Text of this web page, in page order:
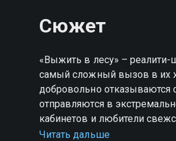
Сюжет
«Выжить в лесу» –
самый сложный вызов в их
добровольно отказываются
отправляются в
кабинетов и любители
таится за каждым кустом,
Читать дальше